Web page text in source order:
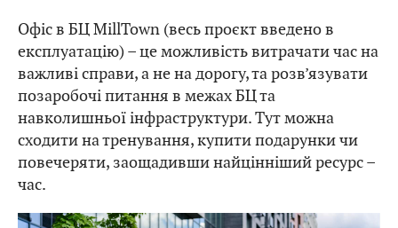
Офіс в БЦ MillTown (весь проєкт введено в
експлуатацію) – це можливість витрачати час на
важливі справи, а не на дорогу, та розв’язувати
позаробочі питання в межах БЦ та
навколишньої інфраструктури. Тут можна
сходити на тренування, купити подарунки чи
повечеряти, заощадивши найцінніший ресурс –
час.